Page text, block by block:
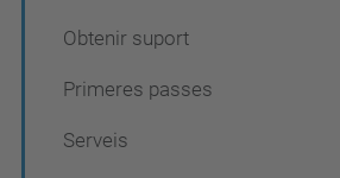
Obtenir suport
Primeres passes
Serveis